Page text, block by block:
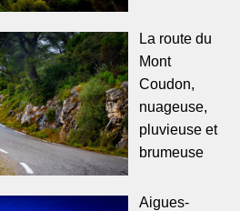
La route du
Mont
Coudon,
nuageuse,
pluvieuse et
brumeuse
Aigues-